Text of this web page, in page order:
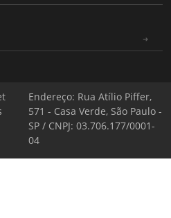
Endereço: Rua Atílio Piffer,
571 - Casa Verde, São Paulo -
SP / CNPJ: 03.706.177/0001-
04